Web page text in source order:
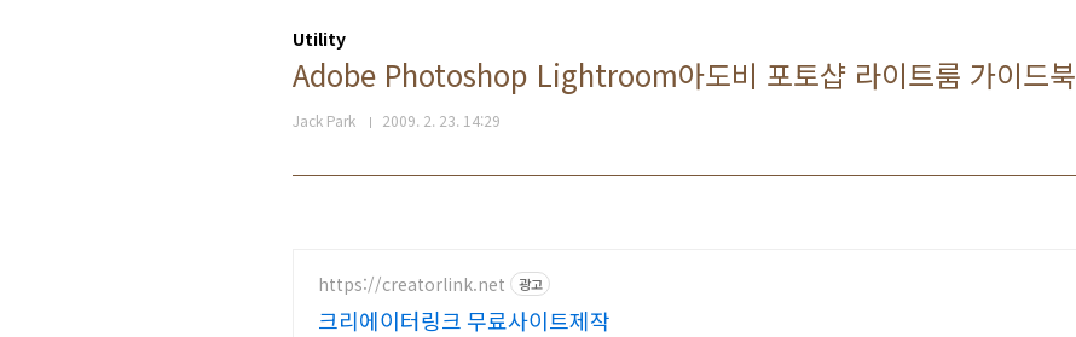
Utility
Adobe Photoshop Lightroom아도비 포토샵 라이트룸 가이드북
Jack Park 2009. 2. 23. 14:29
https://creatorlink.net 광고
크리에이터링크 무료사이트제작